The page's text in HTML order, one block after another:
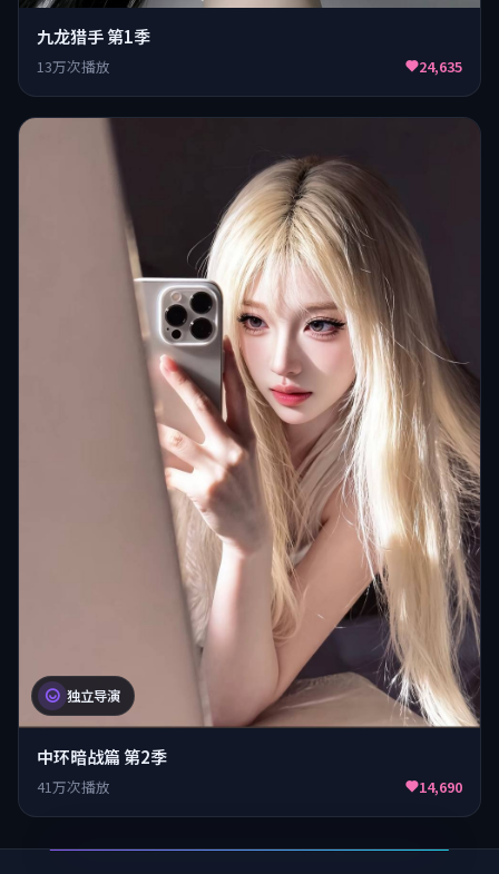
九龙猎手 第1季
13万次播放 24,635
独立导演
中环暗战篇 第2季
41万次播放 14,690